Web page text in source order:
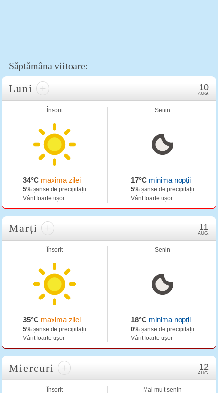
Săptămâna viitoare:
Luni + 10
AUG.
Însorit
34°C maxima zilei
5% șanse de precipitații
Vânt foarte ușor
Senin
17°Cminima nopții
5%șanse de precipitații
Vânt foarte ușor
Marți + 11
AUG.
Însorit
35°C maxima zilei
5% șanse de precipitații
Vânt foarte ușor
Senin
18°Cminima nopții
0%șanse de precipitații
Vânt foarte ușor
Miercuri + 12
AUG.
Însorit Mai mult senin